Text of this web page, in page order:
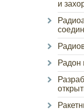
и
Радон